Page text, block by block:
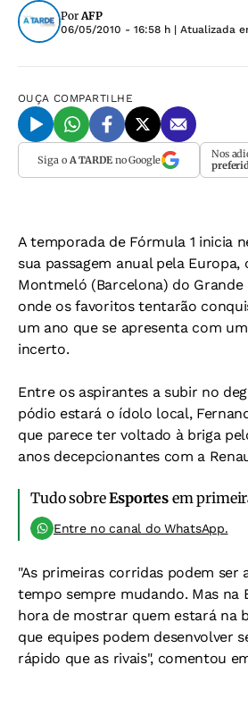
PorAFP
06/05/2010 - 16:58 h | Atualizada
OUÇA COMPARTILHE
Siga o A TARDEno Google Nos
A temporada de Fórmula 1 inicia
sua passagem anual pela
Montmeló (Barcelona) do Grande
onde os favoritos tentarão
um ano que se apresenta com
incerto.
Entre os aspirantes a subir no
pódio estará o ídolo local,
que parece ter voltado à briga
anos decepcionantes com a
Tudo sobreEsportesem
Entre no canal do WhatsApp.
"As primeiras corridas podem ser
tempo sempre mudando. Mas na
hora de mostrar quem estará na
que equipes podem desenvolver
rápido que as rivais", comentou